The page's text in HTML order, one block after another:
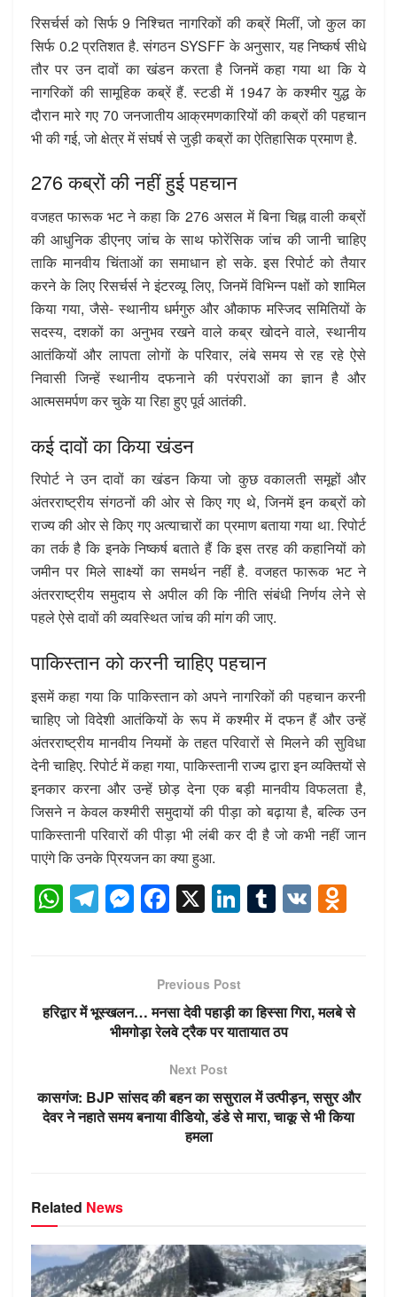
रिसर्चर्स को सिर्फ 9 निश्चित नागरिकों की कब्रें मिलीं, जो कुल का
सिर्फ 0.2 प्रतिशत है. संगठन SYSFF के अनुसार, यह निष्कर्ष सीधे
तौर पर उन दावों का खंडन करता है जिनमें कहा गया था कि ये
नागरिकों की सामूहिक कब्रें हैं. स्टडी में 1947 के कश्मीर युद्ध के
दौरान मारे गए 70 जनजातीय आक्रमणकारियों की कब्रों की पहचान
भी की गई, जो क्षेत्र में संघर्ष से जुड़ी कब्रों का ऐतिहासिक प्रमाण है.
276 कब्रों की नहीं हुई पहचान
वजहत फारूक भट ने कहा कि 276 असल में बिना चिह्न वाली कब्रों
की आधुनिक डीएनए जांच के साथ फोरेंसिक जांच की जानी चाहिए
ताकि मानवीय चिंताओं का समाधान हो सके. इस रिपोर्ट को तैयार
करने के लिए रिसर्चर्स ने इंटरव्यू लिए, जिनमें विभिन्न पक्षों को शामिल
किया गया, जैसे- स्थानीय धर्मगुरु और औकाफ मस्जिद समितियों के
सदस्य, दशकों का अनुभव रखने वाले कब्र खोदने वाले, स्थानीय
आतंकियों और लापता लोगों के परिवार, लंबे समय से रह रहे ऐसे
निवासी जिन्हें स्थानीय दफनाने की परंपराओं का ज्ञान है और
आत्मसमर्पण कर चुके या रिहा हुए पूर्व आतंकी.
कई दावों का किया खंडन
रिपोर्ट ने उन दावों का खंडन किया जो कुछ वकालती समूहों और
अंतरराष्ट्रीय संगठनों की ओर से किए गए थे, जिनमें इन कब्रों को
राज्य की ओर से किए गए अत्याचारों का प्रमाण बताया गया था. रिपोर्ट
का तर्क है कि इनके निष्कर्ष बताते हैं कि इस तरह की कहानियों को
जमीन पर मिले साक्ष्यों का समर्थन नहीं है. वजहत फारूक भट ने
अंतरराष्ट्रीय समुदाय से अपील की कि नीति संबंधी निर्णय लेने से
पहले ऐसे दावों की व्यवस्थित जांच की मांग की जाए.
पाकिस्तान को करनी चाहिए पहचान
इसमें कहा गया कि पाकिस्तान को अपने नागरिकों की पहचान करनी
चाहिए जो विदेशी आतंकियों के रूप में कश्मीर में दफन हैं और उन्हें
अंतरराष्ट्रीय मानवीय नियमों के तहत परिवारों से मिलने की सुविधा
देनी चाहिए. रिपोर्ट में कहा गया, पाकिस्तानी राज्य द्वारा इन व्यक्तियों से
इनकार करना और उन्हें छोड़ देना एक बड़ी मानवीय विफलता है,
जिसने न केवल कश्मीरी समुदायों की पीड़ा को बढ़ाया है, बल्कि उन
पाकिस्तानी परिवारों की पीड़ा भी लंबी कर दी है जो कभी नहीं जान
पाएंगे कि उनके प्रियजन का क्या हुआ.
W
h
A
T
el
a
m
M
e
n
g
F
a
e
b
o
o
k
X Li
n
dI
n
T
u
r
V
K
kl
ni
ki
Previous Post
हरिद्वार में भूस्खलन… मनसा देवी पहाड़ी का हिस्सा गिरा, मलबे से
भीमगोड़ा रेलवे ट्रैक पर यातायात ठप
Next Post
कासगंज: BJP सांसद की बहन का ससुराल में उत्पीड़न, ससुर और
देवर ने नहाते समय बनाया वीडियो, डंडे से मारा, चाकू से भी किया
हमला
Related News